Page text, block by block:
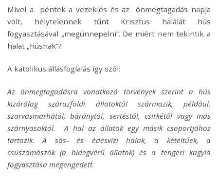
Mivel a péntek a vezeklés és az önmegtagadás napja
volt, helytelennek tűnt Krisztus halálát hús
fogyasztásával „megünnepelni”. De miért nem tekintik a
halat „húsnak”?
A katolikus állásfoglalás így szól:
Az önmegtagadásra vonatkozó törvények szerint a hús
kizárólag szárazföldi állatoktól származik, például,
szarvasmarhától, báránytól, sertéstől, csirkétől vagy más
szárnyasoktól.A hal az állatok egy másik csoportjához
tartozik. A sós- és édesvízi halak, a kétéltűek, a
csúszómászók (a hidegvérű állatok) és a tengeri kagyló
fogyasztása megengedett.